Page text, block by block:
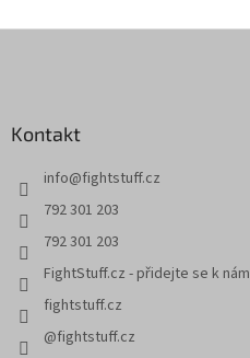
Kontakt
info@fightstuff.cz
792 301 203
792 301 203
FightStuff.cz - přidejte se k nám
fightstuff.cz
@fightstuff.cz